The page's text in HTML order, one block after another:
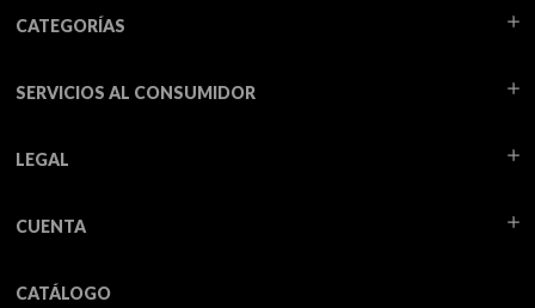
CATEGORÍAS
SERVICIOS AL CONSUMIDOR
LEGAL
CUENTA
CATÁLOGO